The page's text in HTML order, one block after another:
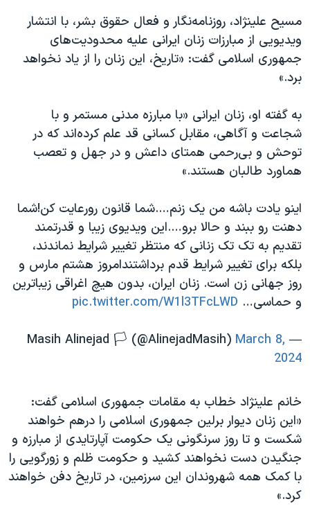
مسیح علینژاد، روزنامه‌نگار و فعال حقوق بشر، با انتشار
ویدیویی از مبارزات زنان ایرانی علیه محدودیت‌های
جمهوری اسلامی گفت: «تاریخ، این زنان را از یاد نخواهد
برد.»
به گفته او، زنان ایرانی «با مبارزه مدنی مستمر و با
شجاعت و آگاهی، مقابل کسانی قد علم کرده‌اند که در
توحش و بی‌رحمی همتای داعش و در جهل و تعصب
هماورد طالبان هستند.»
اینو یادت باشه من یک زنم….شما قانون رو‌رعایت کن!شما
دهنت رو ببند و حالا برو….این ویدیوی زیبا و قدرتمند
تقدیم به تک تک زنانی که منتظر تغییر شرایط نماندند،
بلکه برای تغییر شرایط قدم برداشتندامروز هشتم مارس و
روز جهانی زن است. زنان ایران، بدون هیچ اغراقی زیباترین
و حماسی… pic.twitter.com/W1l3TFcLWD
— Masih Alinejad 🏳️ (@AlinejadMasih)
March 8,
2024
خانم علینژاد خطاب به مقامات جمهوری اسلامی گفت:
«این زنان دیوار برلین جمهوری اسلامی را درهم خواهند
شکست و تا روز سرنگونی یک حکومت آپارتایدی از مبارزه و
جنگیدن دست نخواهند کشید و حکومت ظلم و زورگویی را
با کمک همه شهروندان این سرزمین، در تاریخ دفن خواهند
کرد.»